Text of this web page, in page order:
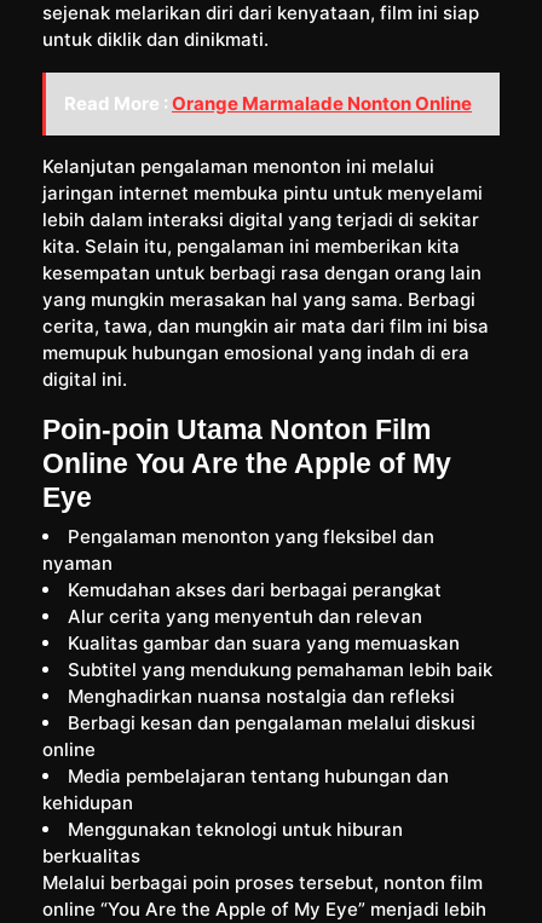
sejenak melarikan diri dari kenyataan, film ini siap
untuk diklik dan dinikmati.
Read More : Orange Marmalade Nonton Online
Kelanjutan pengalaman menonton ini melalui
jaringan internet membuka pintu untuk menyelami
lebih dalam interaksi digital yang terjadi di sekitar
kita. Selain itu, pengalaman ini memberikan kita
kesempatan untuk berbagi rasa dengan orang lain
yang mungkin merasakan hal yang sama. Berbagi
cerita, tawa, dan mungkin air mata dari film ini bisa
memupuk hubungan emosional yang indah di era
digital ini.
Poin-poin Utama Nonton Film
Online You Are the Apple of My
Eye
Pengalaman menonton yang fleksibel dan
nyaman
Kemudahan akses dari berbagai perangkat
Alur cerita yang menyentuh dan relevan
Kualitas gambar dan suara yang memuaskan
Subtitel yang mendukung pemahaman lebih baik
Menghadirkan nuansa nostalgia dan refleksi
Berbagi kesan dan pengalaman melalui diskusi
online
Media pembelajaran tentang hubungan dan
kehidupan
Menggunakan teknologi untuk hiburan
berkualitas
Melalui berbagai poin proses tersebut, nonton film
online “You Are the Apple of My Eye” menjadi lebih